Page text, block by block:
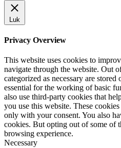
Luk
Privacy Overview
This website uses cookies to
navigate through the website. Out
categorized as necessary are
essential for the working of basic
also use third-party cookies that
you use this website. These
only with your consent. You also
cookies. But opting out of some of
browsing experience.
Necessary